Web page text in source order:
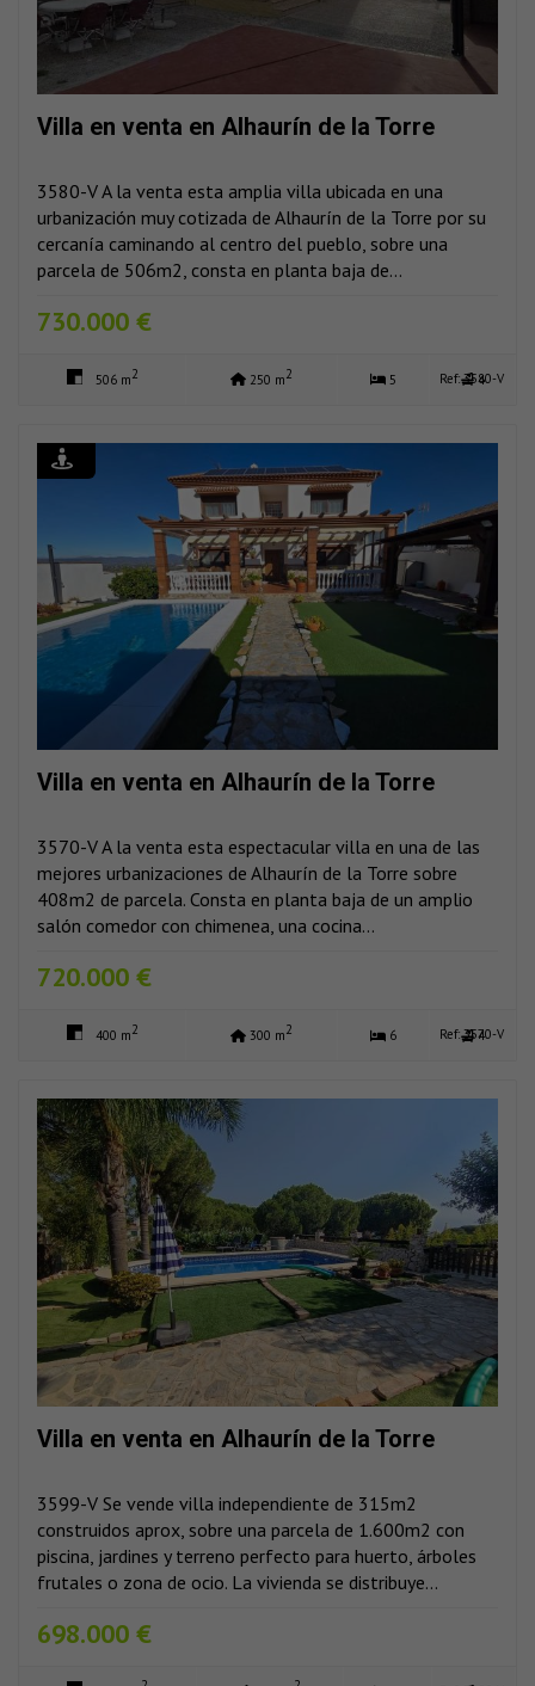
Villa en venta en Alhaurín de la Torre
3580-V A la venta esta amplia villa ubicada en una
urbanización muy cotizada de Alhaurín de la Torre por su
cercanía caminando al centro del pueblo, sobre una
parcela de 506m2, consta en planta baja de...
730.000 €
506 m2 250 m2 5 4
Ref: 3580-V
Villa en venta en Alhaurín de la Torre
3570-V A la venta esta espectacular villa en una de las
mejores urbanizaciones de Alhaurín de la Torre sobre
408m2 de parcela. Consta en planta baja de un amplio
salón comedor con chimenea, una cocina...
720.000 €
400 m2 300 m2 6 4
Ref: 3570-V
Villa en venta en Alhaurín de la Torre
3599-V Se vende villa independiente de 315m2
construidos aprox, sobre una parcela de 1.600m2 con
piscina, jardines y terreno perfecto para huerto, árboles
frutales o zona de ocio. La vivienda se distribuye...
698.000 €